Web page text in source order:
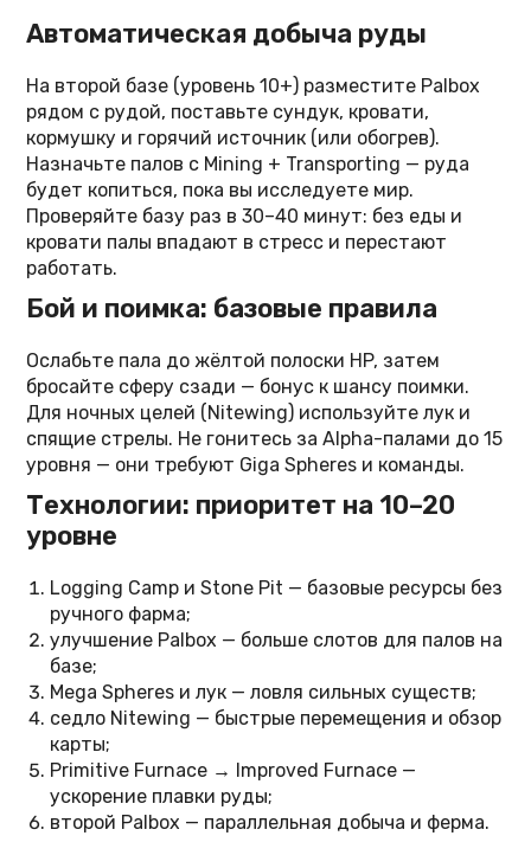
Автоматическая добыча руды
На второй базе (уровень 10+) разместите Palbox
рядом с рудой, поставьте сундук, кровати,
кормушку и горячий источник (или обогрев).
Назначьте палов с Mining + Transporting — руда
будет копиться, пока вы исследуете мир.
Проверяйте базу раз в 30–40 минут: без еды и
кровати палы впадают в стресс и перестают
работать.
Бой и поимка: базовые правила
Ослабьте пала до жёлтой полоски HP, затем
бросайте сферу сзади — бонус к шансу поимки.
Для ночных целей (Nitewing) используйте лук и
спящие стрелы. Не гонитесь за Alpha-палами до 15
уровня — они требуют Giga Spheres и команды.
Технологии: приоритет на 10–20
уровне
Logging Camp и Stone Pit — базовые ресурсы без
ручного фарма;
улучшение Palbox — больше слотов для палов на
базе;
Mega Spheres и лук — ловля сильных существ;
седло Nitewing — быстрые перемещения и обзор
карты;
Primitive Furnace → Improved Furnace —
ускорение плавки руды;
второй Palbox — параллельная добыча и ферма.